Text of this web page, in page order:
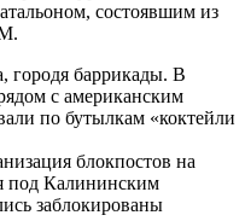
состоявшим из
городя баррикады. В
с американским
по бутылкам «коктейли
блокпостов на
под Калининским
заблокированы